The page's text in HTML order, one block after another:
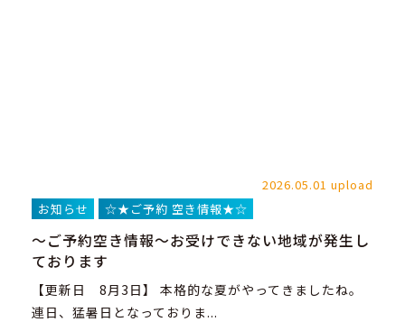
2026.05.01 upload
お知らせ
☆★ご予約 空き情報★☆
～ご予約空き情報～お受けできない地域が発生し
ております
【更新日 8月3日】 本格的な夏がやってきましたね。
連日、猛暑日となっておりま...